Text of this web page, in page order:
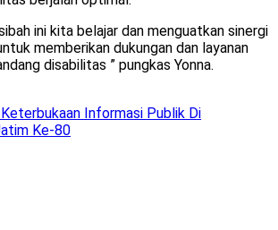
ini kita belajar dan menguatkan sinergi
memberikan dukungan dan layanan
disabilitas ” pungkas Yonna.
Keterbukaan Informasi Publik Di
Ke-80